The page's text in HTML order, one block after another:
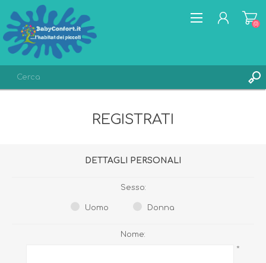
(0)
REGISTRATI
DETTAGLI PERSONALI
Sesso:
Uomo Donna
Nome:
*